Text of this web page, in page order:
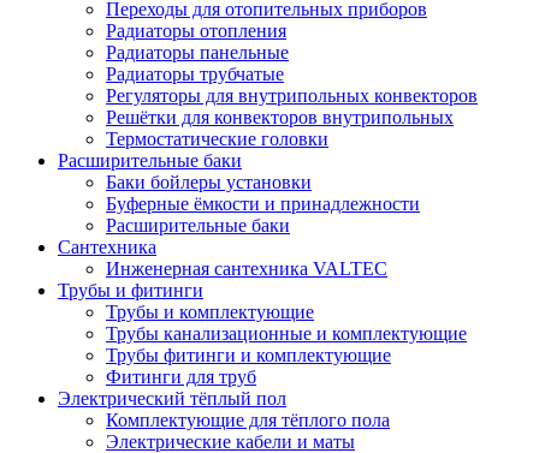
Переходы для отопительных приборов
Радиаторы отопления
Радиаторы панельные
Радиаторы трубчатые
Регуляторы для внутрипольных конвекторов
Решётки для конвекторов внутрипольных
Термостатические головки
Расширительные баки
Баки бойлеры установки
Буферные ёмкости и принадлежности
Расширительные баки
Сантехника
Инженерная сантехника VALTEC
Трубы и фитинги
Трубы и комплектующие
Трубы канализационные и комплектующие
Трубы фитинги и комплектующие
Фитинги для труб
Электрический тёплый пол
Комплектующие для тёплого пола
Электрические кабели и маты